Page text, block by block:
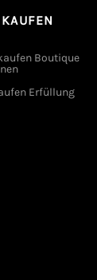
Boutique
Erfüllung